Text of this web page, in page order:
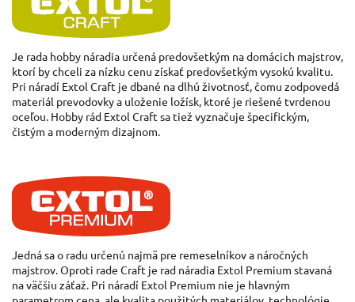
Je rada hobby náradia určená predovšetkým nadomácich majstrov,
ktorí bychceli za nízku cenu získať predovšetkým vysokú kvalitu.
Pri náradí Extol Craft je dbané nadlhú životnosť,čomu zodpovedá
materiál prevodovkya uloženie ložísk, ktoré je riešené tvrdenou
oceľou. Hobby rád Extol Craft sa tiež vyznačuje špecifickým,
čistým a moderným dizajnom.
Jednásao radu určenú najmä pre remeselníkova náročných
majstrov.Oproti rade Craft je rad náradia Extol Premium stavaná
naväčšiu záťaž. Pri náradí Extol Premium nie je hlavným